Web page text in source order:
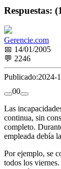
Respuestas:
Gerencie.com
📅 14/01/2005
💬 2246
Publicado:2024-
00
Las
continua, sin
completo.
empleada debía
Por ejemplo, se
todos los